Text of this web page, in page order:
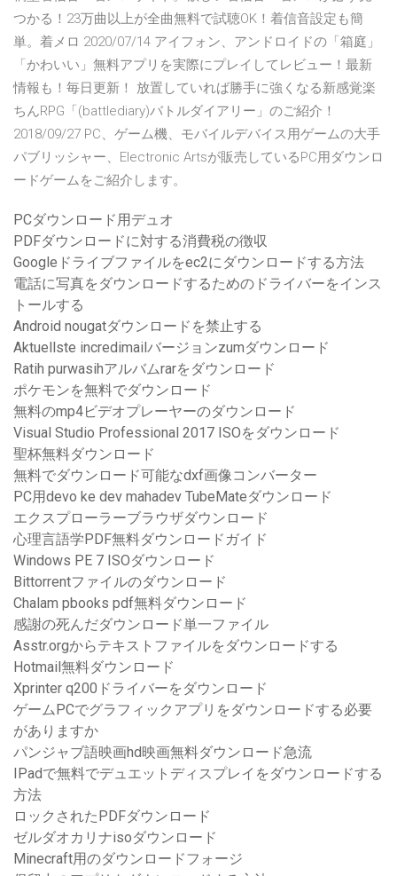
つかる！23万曲以上が全曲無料で試聴OK！着信音設定も簡
単。着メロ 2020/07/14 アイフォン、アンドロイドの「箱庭」
「かわいい」無料アプリを実際にプレイしてレビュー！最新
情報も！毎日更新！ 放置していれば勝手に強くなる新感覚楽
ちんRPG「(battlediary)バトルダイアリー」のご紹介！
2018/09/27 PC、ゲーム機、モバイルデバイス用ゲームの大手
パブリッシャー、Electronic Artsが販売しているPC用ダウンロ
ードゲームをご紹介します。
PCダウンロード用デュオ
PDFダウンロードに対する消費税の徴収
Googleドライブファイルをec2にダウンロードする方法
電話に写真をダウンロードするためのドライバーをインス
トールする
Android nougatダウンロードを禁止する
Aktuellste incredimailバージョンzumダウンロード
Ratih purwasihアルバムrarをダウンロード
ポケモンを無料でダウンロード
無料のmp4ビデオプレーヤーのダウンロード
Visual Studio Professional 2017 ISOをダウンロード
聖杯無料ダウンロード
無料でダウンロード可能なdxf画像コンバーター
PC用devo ke dev mahadev TubeMateダウンロード
エクスプローラーブラウザダウンロード
心理言語学PDF無料ダウンロードガイド
Windows PE 7 ISOダウンロード
Bittorrentファイルのダウンロード
Chalam pbooks pdf無料ダウンロード
感謝の死んだダウンロード単一ファイル
Asstr.orgからテキストファイルをダウンロードする
Hotmail無料ダウンロード
Xprinter q200ドライバーをダウンロード
ゲームPCでグラフィックアプリをダウンロードする必要
がありますか
パンジャブ語映画hd映画無料ダウンロード急流
IPadで無料でデュエットディスプレイをダウンロードする
方法
ロックされたPDFダウンロード
ゼルダオカリナisoダウンロード
Minecraft用のダウンロードフォージ